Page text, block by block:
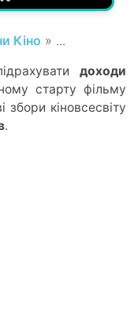
Кіно » ...
доходи
старту фільму
збори кіновсесвіту
.